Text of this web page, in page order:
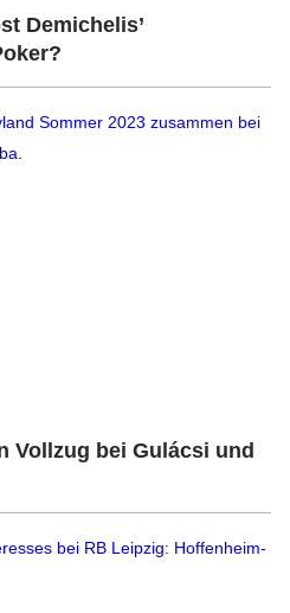
Demichelis’
Vollzug bei Gulácsi und